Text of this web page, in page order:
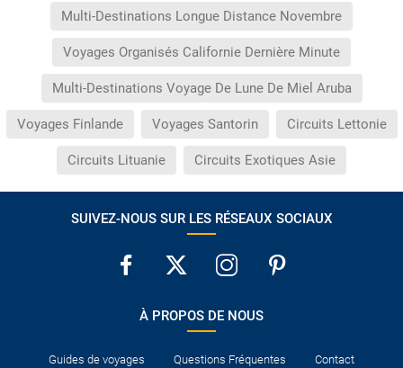
Multi-Destinations Longue Distance Novembre
Voyages Organisés Californie Dernière Minute
Multi-Destinations Voyage De Lune De Miel Aruba
Voyages Finlande Voyages Santorin Circuits Lettonie
Circuits Lituanie Circuits Exotiques Asie
SUIVEZ-NOUS SUR LES RÉSEAUX SOCIAUX
À PROPOS DE NOUS
Guides de voyages Questions Fréquentes Contact